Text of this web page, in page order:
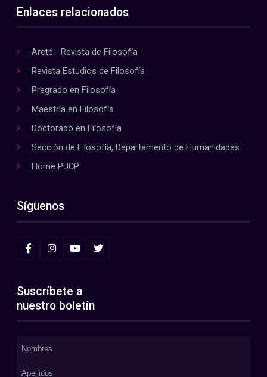
Enlaces relacionados
Areté - Revista de Filosofía
Revista Estudios de Filosofía
Pregrado en Filosofía
Maestría en Filosofía
Doctorado en Filosofía
Sección de Filosofía, Departamento de Humanidades
Home PUCP
Síguenos
Suscríbete a
nuestro boletín